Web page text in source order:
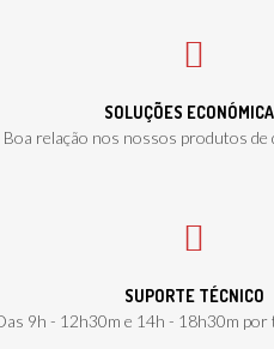
SOLUÇÕES
Boa relação nos nossos produtos de
SUPORTE TÉCNICO
9h - 12h30m e 14h - 18h30m por